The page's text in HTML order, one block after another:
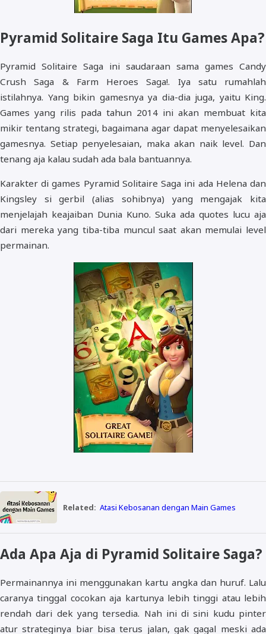
Pyramid Solitaire Saga Itu Games Apa?
Pyramid Solitaire Saga ini saudaraan sama games Candy
Crush Saga & Farm Heroes Saga!. Iya satu rumahlah
istilahnya. Yang bikin gamesnya ya dia-dia juga, yaitu King.
Games yang rilis pada tahun 2014 ini akan membuat kita
mikir tentang strategi, bagaimana agar dapat menyelesaikan
gamesnya. Setiap penyelesaian, maka akan naik level. Dan
tenang aja kalau sudah ada bala bantuannya.
Karakter di games Pyramid Solitaire Saga ini ada Helena dan
Kingsley si gerbil (alias sohibnya) yang mengajak kita
menjelajah keajaiban Dunia Kuno. Suka ada quotes lucu aja
dari mereka yang tiba-tiba muncul saat akan memulai level
permainan.
Related: Atasi Kebosanan dengan Main Games
Ada Apa Aja di Pyramid Solitaire Saga?
Permainannya ini menggunakan kartu angka dan huruf. Lalu
caranya tinggal cocokan aja kartunya lebih tinggi atau lebih
rendah dari dek yang tersedia. Nah ini di sini kudu pinter
atur strateginya biar bisa terus jalan, gak gagal meski ada